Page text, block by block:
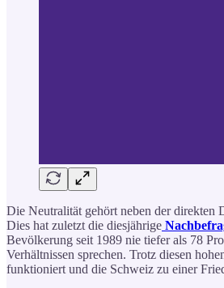
Die Neutralität gehört neben der direkten
Dies hat zuletzt die diesjährige
Bevölkerung seit 1989 nie tiefer als 78
Verhältnissen sprechen. Trotz diesen
funktioniert und die Schweiz zu einer